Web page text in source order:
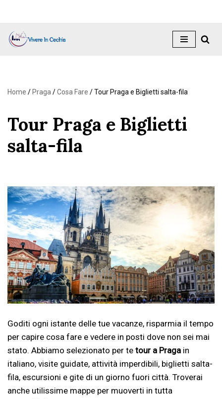
Vai
Home / Praga/Cosa Fare /Tour Praga e Biglietti salta-fila
Tour Praga e Biglietti
salta-fila
Goditi ogni istante delle tue vacanze, risparmia il tempo
per capire cosa fare e vedere in posti dove non sei mai
stato. Abbiamo selezionato per te tour a Praga in
italiano, visite guidate, attività imperdibili, biglietti salta-
fila, escursioni e gite di un giorno fuori città. Troverai
anche utilissime mappe per muoverti in tutta